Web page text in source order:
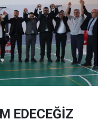
EDECEĞİZ